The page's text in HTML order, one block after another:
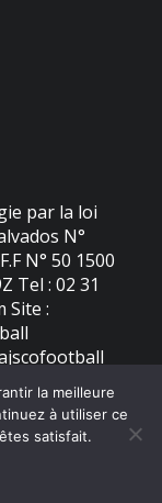
par la loi
N°
N° 50 1500
Tel : 02 31
Site :
réalisé par
la meilleure
à utiliser ce
satisfait.